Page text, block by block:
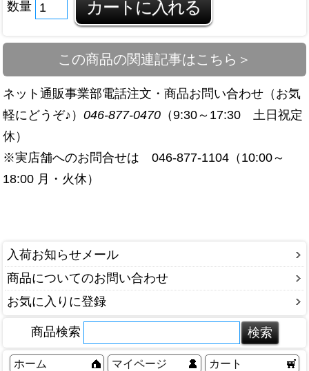
数量
この商品の関連記事はこちら＞
ネット通販事業部電話注文・商品お問い合わせ（お気
軽にどうぞ♪） 046-877-0470 （9:30～17:30 土日祝定
休）
※実店舗へのお問合せは 046-877-1104（10:00～
18:00 月・火休）
入荷お知らせメール
商品についてのお問い合わせ
お気に入りに登録
商品検索
ホーム マイページ カート